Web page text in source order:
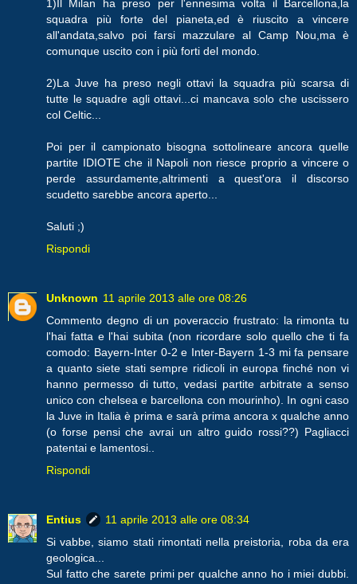
1)Il Milan ha preso per l'ennesima volta il Barcellona,la
squadra più forte del pianeta,ed è riuscito a vincere
all'andata,salvo poi farsi mazzulare al Camp Nou,ma è
comunque uscito con i più forti del mondo.
2)La Juve ha preso negli ottavi la squadra più scarsa di
tutte le squadre agli ottavi...ci mancava solo che uscissero
col Celtic...
Poi per il campionato bisogna sottolineare ancora quelle
partite IDIOTE che il Napoli non riesce proprio a vincere o
perde assurdamente,altrimenti a quest'ora il discorso
scudetto sarebbe ancora aperto...
Saluti ;)
Rispondi
Unknown 11 aprile 2013 alle ore 08:26
Commento degno di un poveraccio frustrato: la rimonta tu
l'hai fatta e l'hai subita (non ricordare solo quello che ti fa
comodo: Bayern-Inter 0-2 e Inter-Bayern 1-3 mi fa pensare
a quanto siete stati sempre ridicoli in europa finché non vi
hanno permesso di tutto, vedasi partite arbitrate a senso
unico con chelsea e barcellona con mourinho). In ogni caso
la Juve in Italia è prima e sarà prima ancora x qualche anno
(o forse pensi che avrai un altro guido rossi??) Pagliacci
patentai e lamentosi..
Rispondi
Entius
11 aprile 2013 alle ore 08:34
Si vabbe, siamo stati rimontati nella preistoria, roba da era
geologica...
Sul fatto che sarete primi per qualche anno ho i miei dubbi.